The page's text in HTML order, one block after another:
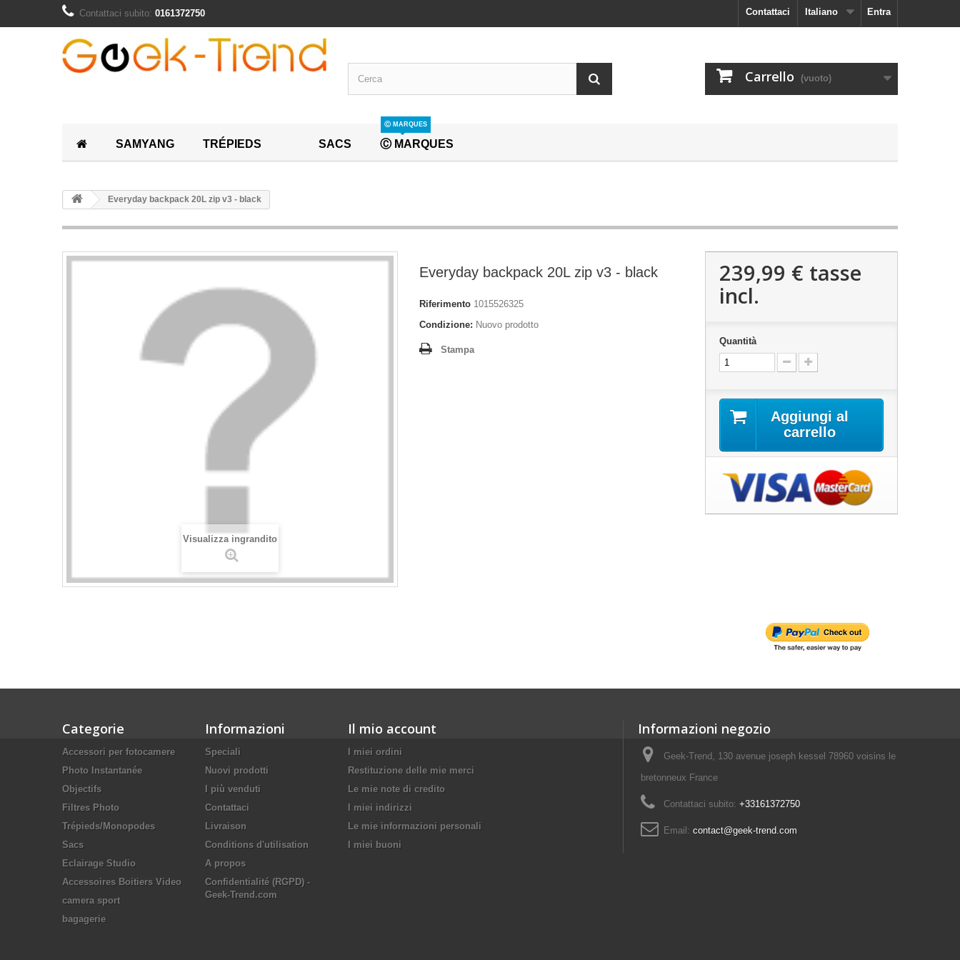
Entra
Italiano
Contattaci
Contattaci subito: 0161372750
Carrello (vuoto)
SAMYANG TRÉPIEDS SACS Ⓒ MARQUES
Ⓒ MARQUES
Everyday backpack 20L zip v3 - black
Visualizza ingrandito
Everyday backpack 20L zip v3 - black
Riferimento 1015526325
Condizione: Nuovo prodotto
Stampa
239,99 € tasse
incl.
Quantità
Aggiungi al
carrello
Categorie
Accessori per fotocamere
Photo Instantanée
Objectifs
Filtres Photo
Trépieds/Monopodes
Sacs
Eclairage Studio
Accessoires Boitiers Video
camera sport
bagagerie
Informazioni
Speciali
Nuovi prodotti
I più venduti
Contattaci
Livraison
Conditions d'utilisation
A propos
Confidentialité (RGPD) -
Geek-Trend.com
Il mio account
I miei ordini
Restituzione delle mie merci
Le mie note di credito
I miei indirizzi
Le mie informazioni personali
I miei buoni
Informazioni negozio
Geek-Trend, 130 avenue joseph kessel 78960 voisins le
bretonneux France
Contattaci subito: +33161372750
Email: contact@geek-trend.com